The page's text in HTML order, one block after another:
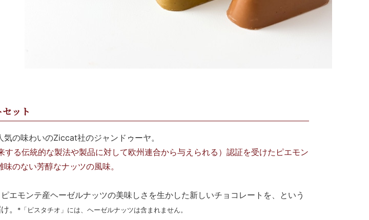
ット
の味わいのZiccat社のジャンドゥーヤ。
伝統的な製法や製品に対して欧州連合から与えられる）認証を受けたピエモン
のない芳醇なナッツの風味。
モンテ産ヘーゼルナッツの美味しさを生かした新しいチョコレートを、という
。
*「ピスタチオ」には、ヘーゼルナッツは含まれません。